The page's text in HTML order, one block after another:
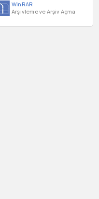
WinRAR
Arşivleme ve Arşiv Açma